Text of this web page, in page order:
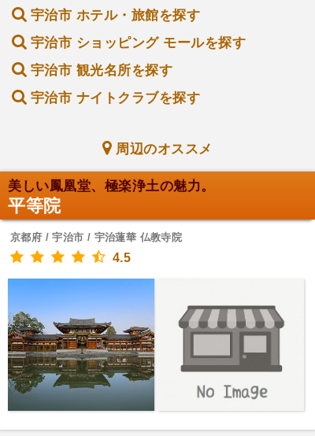
宇治市 ホテル・旅館を探す
宇治市 ショッピング モールを探す
宇治市 観光名所を探す
宇治市 ナイトクラブを探す
周辺のオススメ
美しい鳳凰堂、極楽浄土の魅力。
平等院
京都府 / 宇治市 / 宇治蓮華 仏教寺院
4.5